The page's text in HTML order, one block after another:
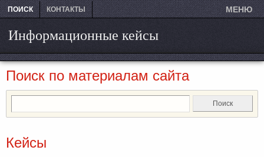
ПОИСК КОНТАКТЫ МЕНЮ
Информационные кейсы
Поиск по материалам сайта
Поиск
Кейсы